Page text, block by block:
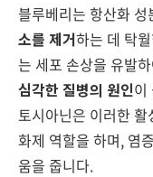
블루베리는 항산화
소를 제거하는 데 탁
는 세포 손상을 유발
심각한 질병의 원인이
토시아닌은 이러한
화제 역할을 하며, 염
움을 줍니다.